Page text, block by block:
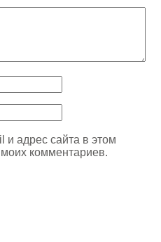
адрес сайта в этом
комментариев.